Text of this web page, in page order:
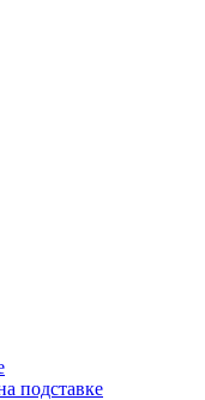
подставке